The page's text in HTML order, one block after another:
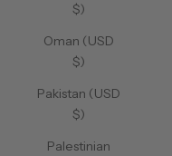
$)
Oman (USD
$)
Pakistan (USD
$)
Palestinian